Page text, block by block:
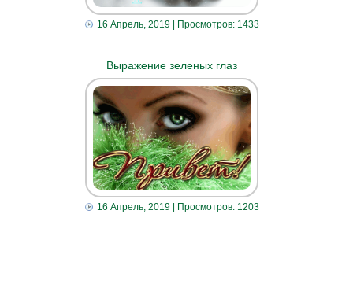
16 Апрель, 2019| Просмотров: 1433
Выражение зеленых глаз
16 Апрель, 2019| Просмотров: 1203